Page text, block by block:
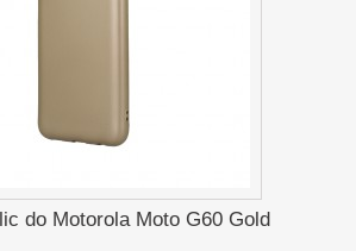
do Motorola Moto G60 Gold